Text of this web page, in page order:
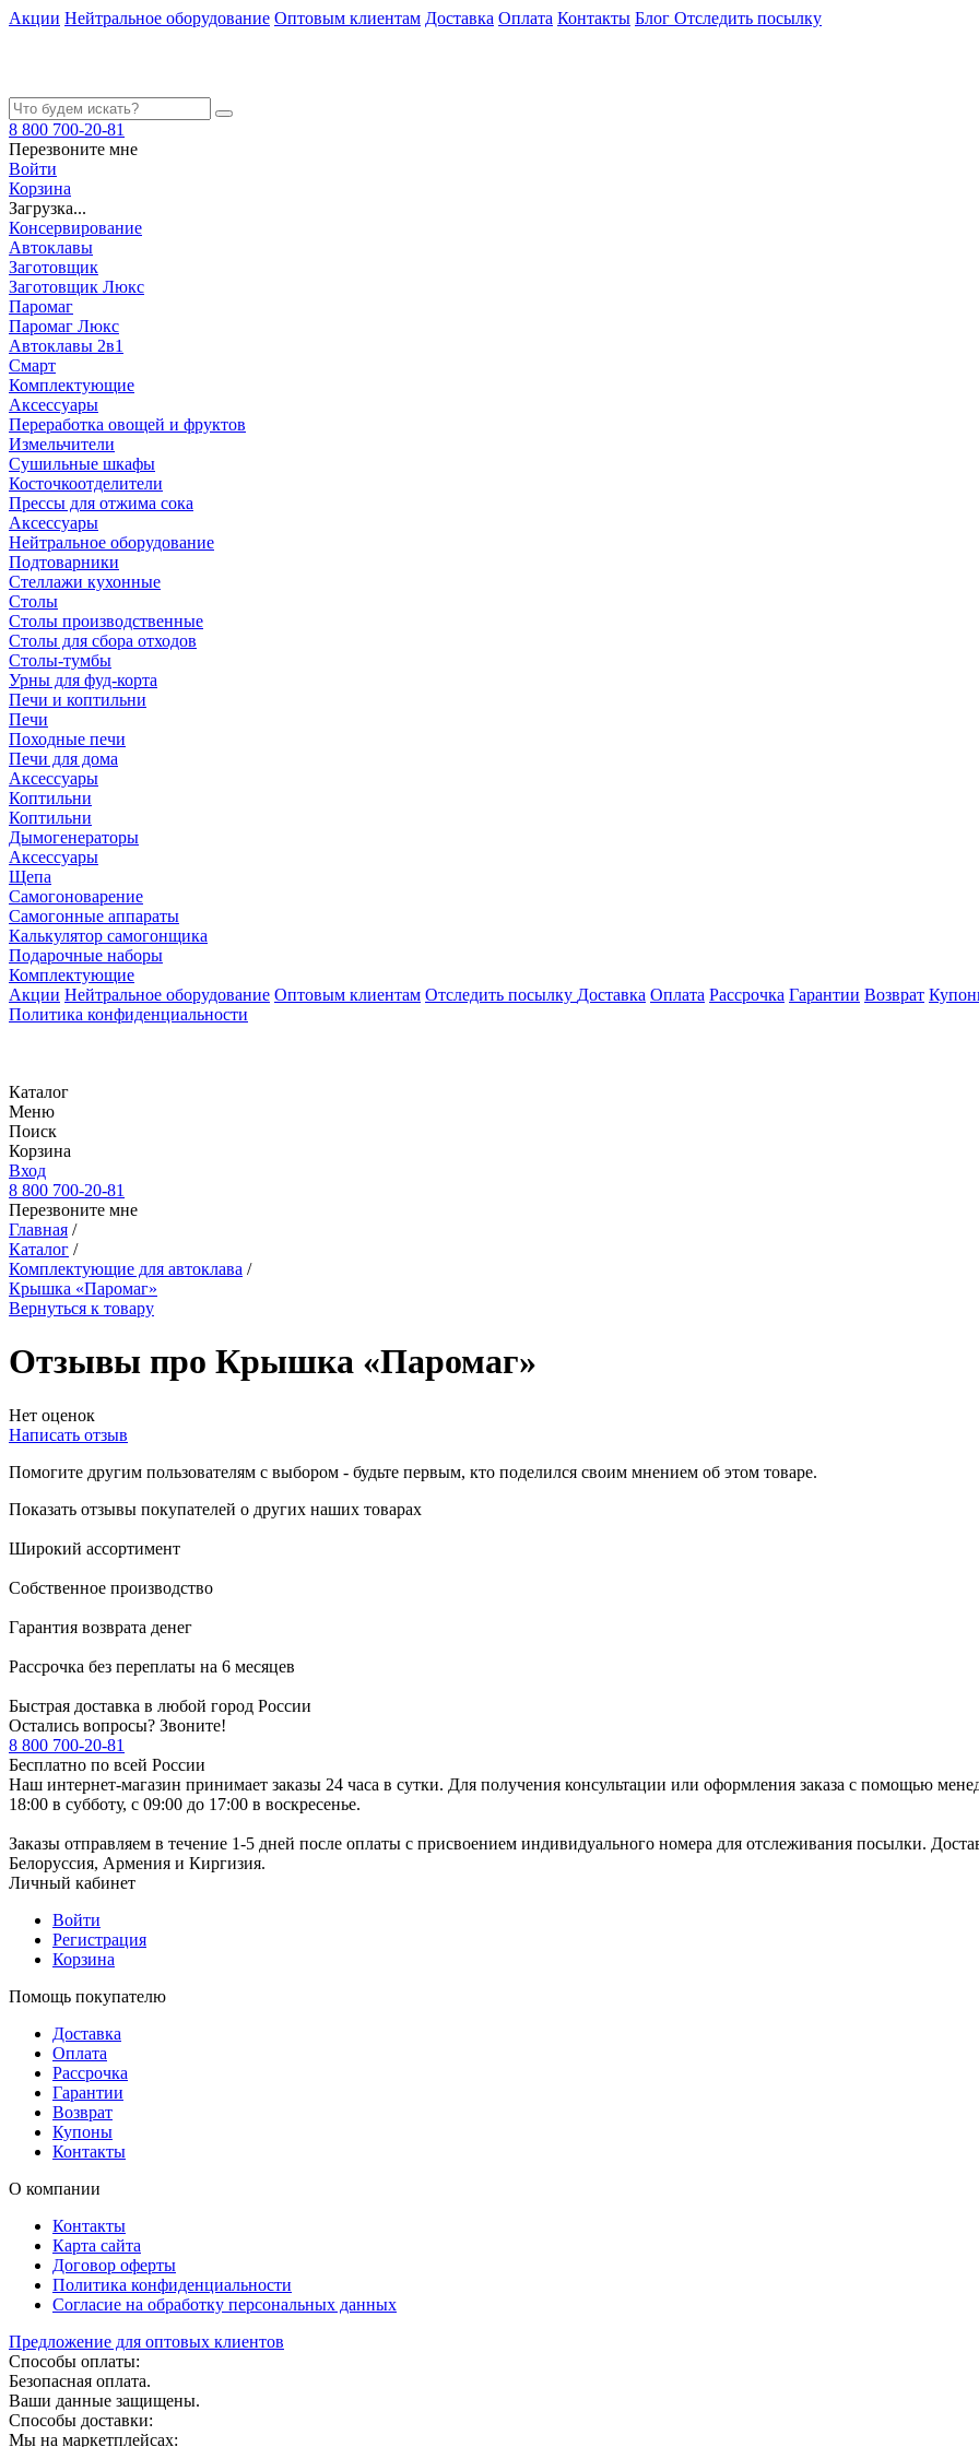
Акции Нейтральное оборудование Оптовым клиентам Доставка Оплата Контакты Блог Отследить посылку
8 800 700-20-81
Перезвоните мне
Войти
Корзина
Загрузка...
Консервирование
Автоклавы
Заготовщик
Заготовщик Люкс
Паромаг
Паромаг Люкс
Автоклавы 2в1
Смарт
Комплектующие
Аксессуары
Переработка овощей и фруктов
Измельчители
Сушильные шкафы
Косточкоотделители
Прессы для отжима сока
Аксессуары
Нейтральное оборудование
Подтоварники
Стеллажи кухонные
Столы
Столы производственные
Столы для сбора отходов
Столы-тумбы
Урны для фуд-корта
Печи и коптильни
Печи
Походные печи
Печи для дома
Аксессуары
Коптильни
Коптильни
Дымогенераторы
Аксессуары
Щепа
Самогоноварение
Самогонные аппараты
Калькулятор самогонщика
Подарочные наборы
Комплектующие
Акции Нейтральное оборудование Оптовым клиентам Отследить посылку Доставка Оплата Рассрочка Гарантии Возврат
Политика конфиденциальности
Каталог
Меню
Поиск
Корзина
Вход
8 800 700-20-81
Перезвоните мне
Главная /
Каталог /
Комплектующие для автоклава /
Крышка «Паромаг»
Вернуться к товару
Отзывы про Крышка «Паромаг»
Нет оценок
Написать отзыв
Помогите другим пользователям с выбором - будьте первым, кто поделился своим мнением об этом товаре.
Показать отзывы покупателей о других наших товарах
Широкий ассортимент
Собственное производство
Гарантия возврата денег
Рассрочка без переплаты на 6 месяцев
Быстрая доставка в любой город России
Остались вопросы? Звоните!
8 800 700-20-81
Бесплатно по всей России
Наш интернет-магазин принимает заказы 24 часа в сутки. Для получения консультации или оформления заказа с помощью
18:00 в субботу, с 09:00 до 17:00 в воскресенье.
Заказы отправляем в течение 1-5 дней после оплаты с присвоением индивидуального номера для отслеживания посылки.
Белоруссия, Армения и Киргизия.
Личный кабинет
Войти
Регистрация
Корзина
Помощь покупателю
Доставка
Оплата
Рассрочка
Гарантии
Возврат
Купоны
Контакты
О компании
Контакты
Карта сайта
Договор оферты
Политика конфиденциальности
Согласие на обработку персональных данных
Предложение для оптовых клиентов
Способы оплаты:
Безопасная оплата.
Ваши данные защищены.
Способы доставки:
Мы на маркетплейсах: